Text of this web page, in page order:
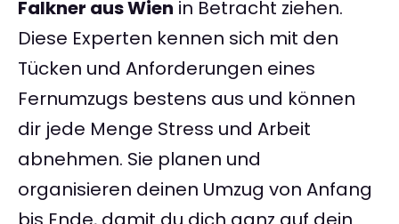
Falkner aus Wien in Betracht ziehen.
Diese Experten kennen sich mit den
Tücken und Anforderungen eines
Fernumzugs bestens aus und können
dir jede Menge Stress und Arbeit
abnehmen. Sie planen und
organisieren deinen Umzug von Anfang